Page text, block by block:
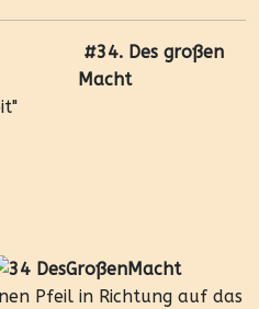
#34. Des großen
Macht
Pfeil in Richtung auf das